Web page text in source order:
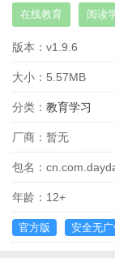
在线教育 阅读
版本： v1.9.6
大小： 5.57MB
分类： 教育学习
厂商： 暂无
包名：
年龄： 12+
官方版 安全无